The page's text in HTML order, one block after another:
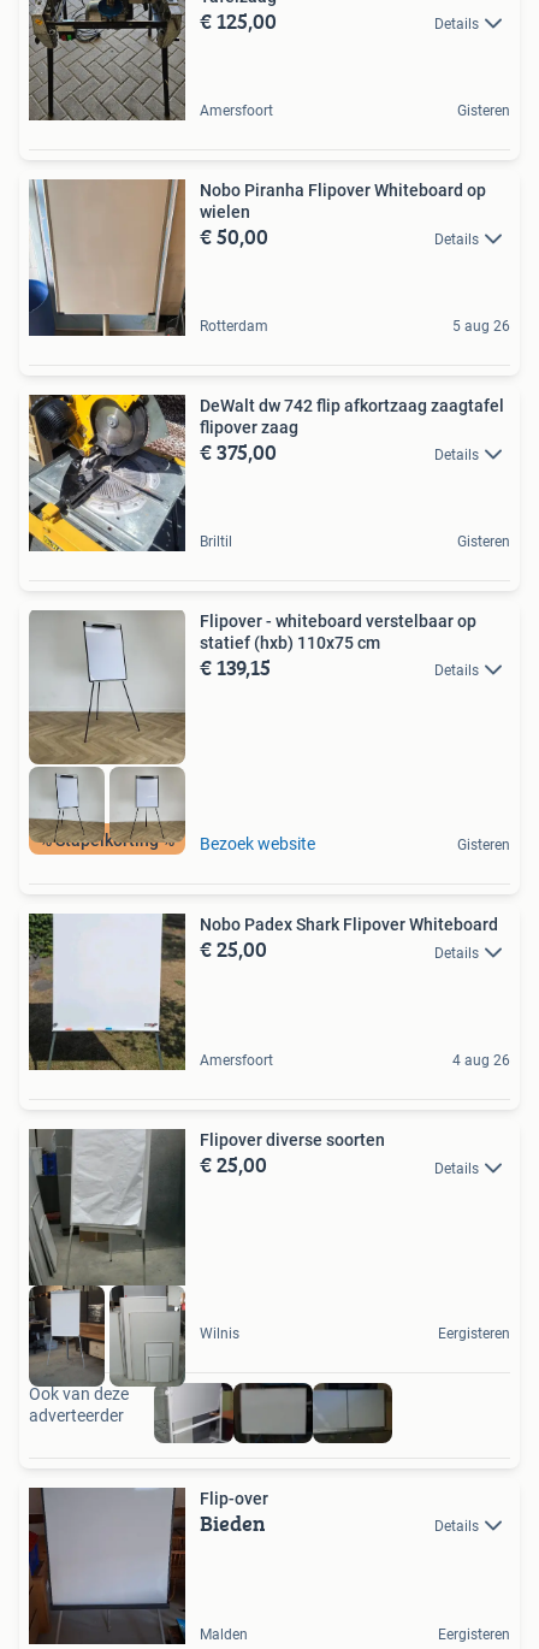
€ 125,00 Details
Amersfoort Gisteren
Nobo Piranha Flipover Whiteboard op
wielen
€ 50,00 Details
Rotterdam 5 aug 26
DeWalt dw 742 flip afkortzaag zaagtafel
flipover zaag
€ 375,00 Details
Briltil Gisteren
% Stapelkorting %
Flipover - whiteboard verstelbaar op
statief (hxb) 110x75 cm
€ 139,15 Details
Bezoek website Gisteren
Nobo Padex Shark Flipover Whiteboard
€ 25,00 Details
Amersfoort 4 aug 26
Flipover diverse soorten
€ 25,00 Details
Wilnis Eergisteren
Ook van deze
adverteerder
Flip-over
Bieden Details
Malden Eergisteren